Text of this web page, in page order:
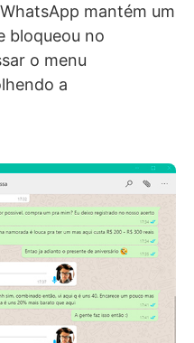
mantém um
bloqueou no
o menu
a